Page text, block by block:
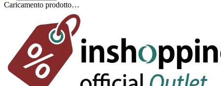
Caricamento prodotto…